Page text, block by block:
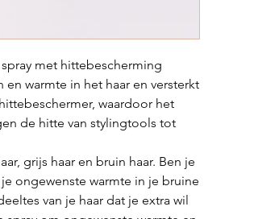
met hittebescherming
warmte in het haar en versterkt
waardoor het
de hitte van stylingtools tot
grijs haar en bruin haar. Ben je
ongewenste warmte in je bruine
van je haar dat je extra wil